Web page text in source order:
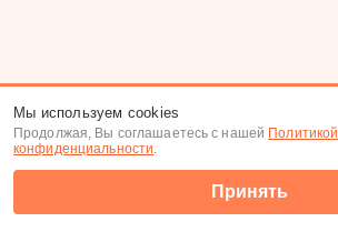
Мы используем cookies
Продолжая, Вы соглашаетесь с нашей Политикой
конфиденциальности.
Принять